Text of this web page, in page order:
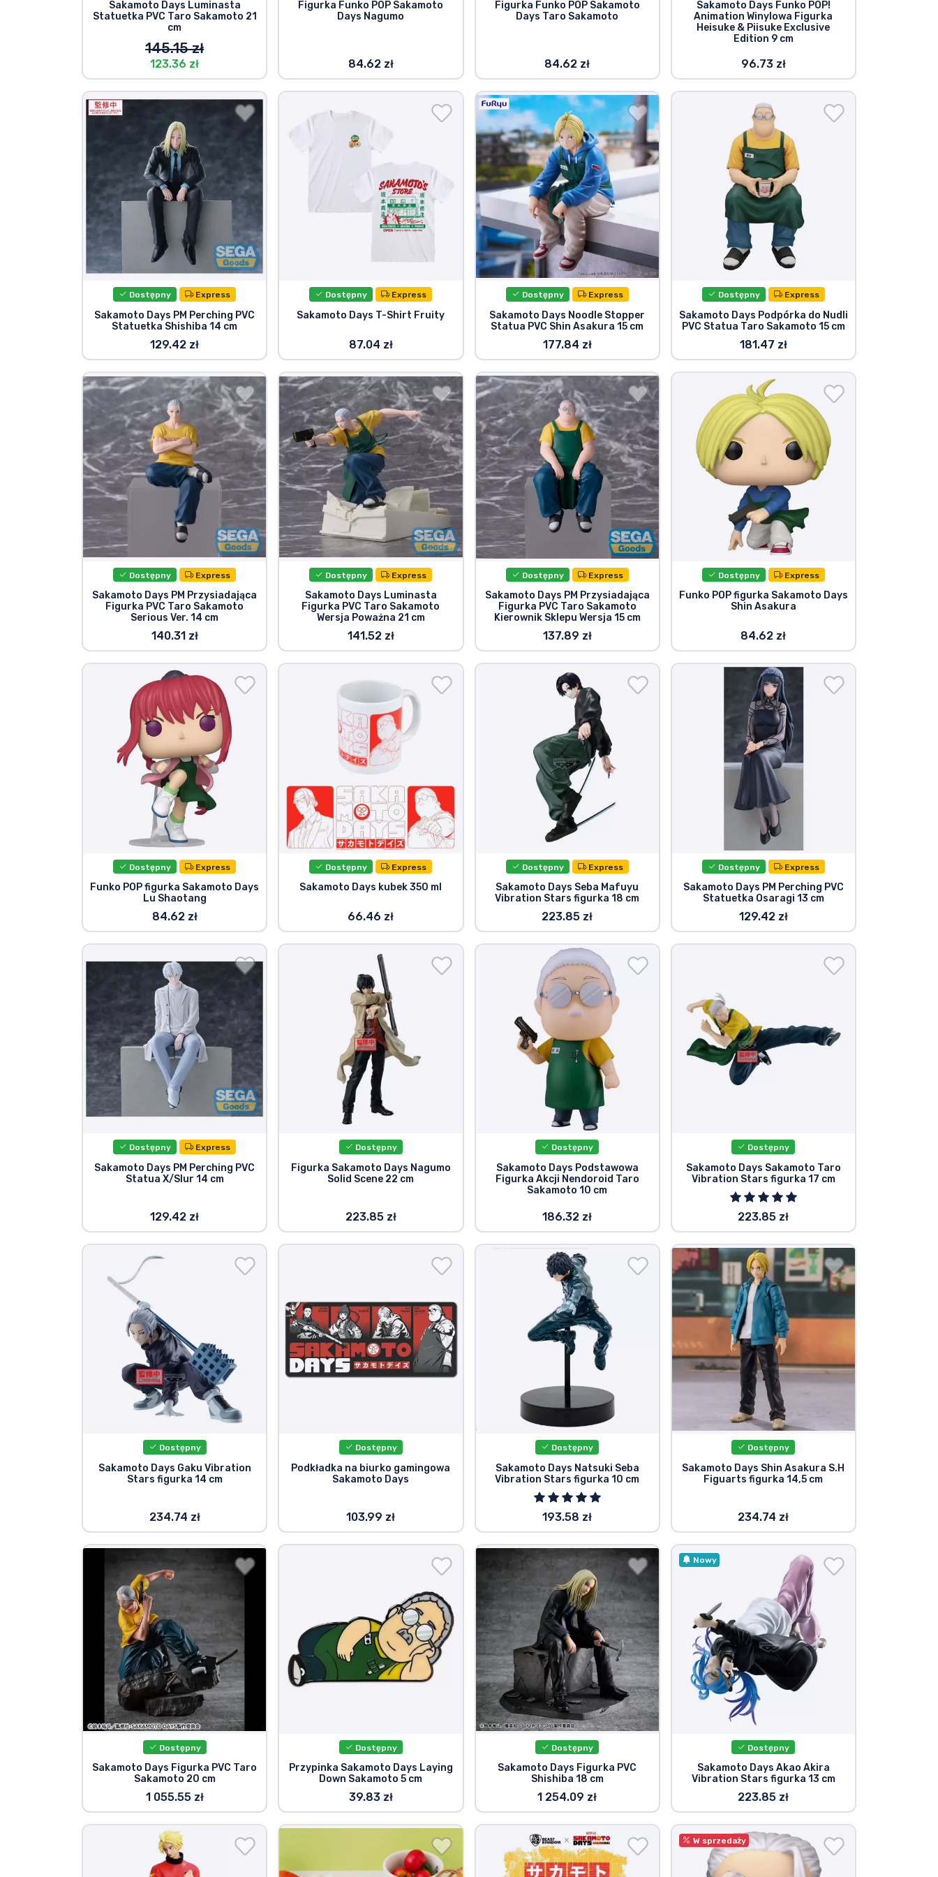
Sakamoto Days Luminasta
Statuetka PVC Taro Sakamoto 21
cm
145.15 zł
123.36 zł
Figurka Funko POP Sakamoto
Days Nagumo
84.62 zł
Figurka Funko POP Sakamoto
Days Taro Sakamoto
84.62 zł
Sakamoto Days Funko POP!
Animation Winylowa Figurka
Heisuke & Piisuke Exclusive
Edition 9 cm
96.73 zł
Dostępny Express
Sakamoto Days PM Perching PVC
Statuetka Shishiba 14 cm
129.42 zł
Dostępny Express
Sakamoto Days T-Shirt Fruity
87.04 zł
Dostępny Express
Sakamoto Days Noodle Stopper
Statua PVC Shin Asakura 15 cm
177.84 zł
Dostępny Express
Sakamoto Days Podpórka do Nudli
PVC Statua Taro Sakamoto 15 cm
181.47 zł
Dostępny Express
Sakamoto Days PM Przysiadająca
Figurka PVC Taro Sakamoto
Serious Ver. 14 cm
140.31 zł
Dostępny Express
Sakamoto Days Luminasta
Figurka PVC Taro Sakamoto
Wersja Poważna 21 cm
141.52 zł
Dostępny Express
Sakamoto Days PM Przysiadająca
Figurka PVC Taro Sakamoto
Kierownik Sklepu Wersja 15 cm
137.89 zł
Dostępny Express
Funko POP figurka Sakamoto Days
Shin Asakura
84.62 zł
Dostępny Express
Funko POP figurka Sakamoto Days
Lu Shaotang
84.62 zł
Dostępny Express
Sakamoto Days kubek 350 ml
66.46 zł
Dostępny Express
Sakamoto Days Seba Mafuyu
Vibration Stars figurka 18 cm
223.85 zł
Dostępny Express
Sakamoto Days PM Perching PVC
Statuetka Osaragi 13 cm
129.42 zł
Dostępny Express
Sakamoto Days PM Perching PVC
Statua X/Slur 14 cm
129.42 zł
Dostępny
Figurka Sakamoto Days Nagumo
Solid Scene 22 cm
223.85 zł
Dostępny
Sakamoto Days Podstawowa
Figurka Akcji Nendoroid Taro
Sakamoto 10 cm
186.32 zł
Dostępny
Sakamoto Days Sakamoto Taro
Vibration Stars figurka 17 cm
223.85 zł
Dostępny
Sakamoto Days Gaku Vibration
Stars figurka 14 cm
234.74 zł
Dostępny
Podkładka na biurko gamingowa
Sakamoto Days
103.99 zł
Dostępny
Sakamoto Days Natsuki Seba
Vibration Stars figurka 10 cm
193.58 zł
Dostępny
Sakamoto Days Shin Asakura S.H
Figuarts figurka 14,5 cm
234.74 zł
Dostępny
Sakamoto Days Figurka PVC Taro
Sakamoto 20 cm
1 055.55 zł
Dostępny
Przypinka Sakamoto Days Laying
Down Sakamoto 5 cm
39.83 zł
Dostępny
Sakamoto Days Figurka PVC
Shishiba 18 cm
1 254.09 zł
Nowy
Dostępny
Sakamoto Days Akao Akira
Vibration Stars figurka 13 cm
223.85 zł
W sprzedaży